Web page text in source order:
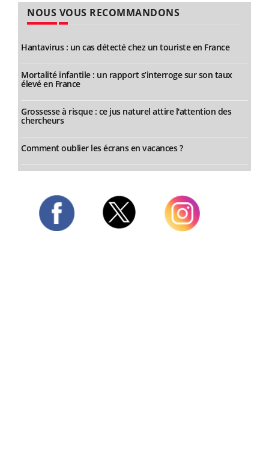
NOUS VOUS RECOMMANDONS
Hantavirus : un cas détecté chez un touriste en France
Mortalité infantile : un rapport s’interroge sur son taux
élevé en France
Grossesse à risque : ce jus naturel attire l'attention des
chercheurs
Comment oublier les écrans en vacances ?